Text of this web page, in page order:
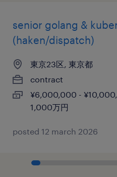
senior golang &
(haken/dispatch)
東京23区, 東京都
contract
¥6,000,000 -
1,000万円
posted 12 march 2026